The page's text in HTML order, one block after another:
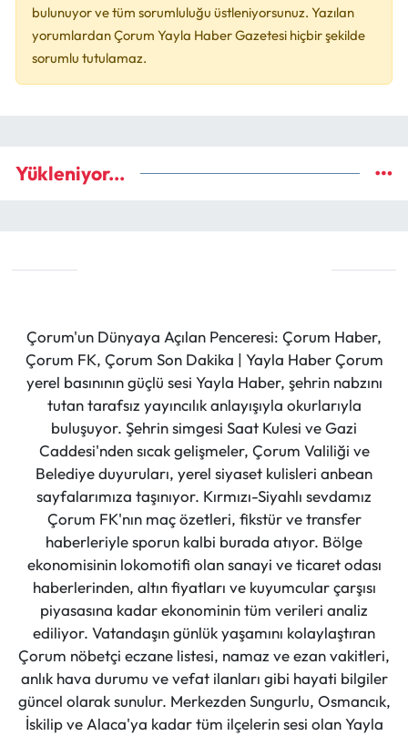
bulunuyor ve tüm sorumluluğu üstleniyorsunuz. Yazılan
yorumlardan Çorum Yayla Haber Gazetesi hiçbir şekilde
sorumlu tutulamaz.
Yükleniyor...
Çorum'un Dünyaya Açılan Penceresi: Çorum Haber,
Çorum FK, Çorum Son Dakika | Yayla Haber Çorum
yerel basınının güçlü sesi Yayla Haber, şehrin nabzını
tutan tarafsız yayıncılık anlayışıyla okurlarıyla
buluşuyor. Şehrin simgesi Saat Kulesi ve Gazi
Caddesi'nden sıcak gelişmeler, Çorum Valiliği ve
Belediye duyuruları, yerel siyaset kulisleri anbean
sayfalarımıza taşınıyor. Kırmızı-Siyahlı sevdamız
Çorum FK'nın maç özetleri, fikstür ve transfer
haberleriyle sporun kalbi burada atıyor. Bölge
ekonomisinin lokomotifi olan sanayi ve ticaret odası
haberlerinden, altın fiyatları ve kuyumcular çarşısı
piyasasına kadar ekonominin tüm verileri analiz
ediliyor. Vatandaşın günlük yaşamını kolaylaştıran
Çorum nöbetçi eczane listesi, namaz ve ezan vakitleri,
anlık hava durumu ve vefat ilanları gibi hayati bilgiler
güncel olarak sunulur. Merkezden Sungurlu, Osmancık,
İskilip ve Alaca'ya kadar tüm ilçelerin sesi olan Yayla